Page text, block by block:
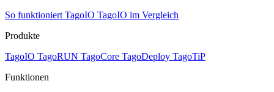
So funktioniert TagoIO TagoIO im Vergleich
Produkte
TagoIO TagoRUN TagoCore TagoDeploy TagoTiP
Funktionen